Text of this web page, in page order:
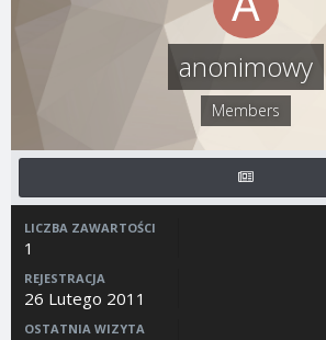
anonimowy
Members
LICZBA ZAWARTOŚCI
1
REJESTRACJA
26 Lutego 2011
OSTATNIA WIZYTA